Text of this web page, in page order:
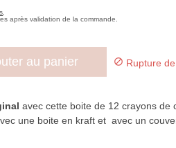
après validation de la commande.
au panier  Rupture
avec cette boite de 12 crayons de
une boite en kraft et avec un